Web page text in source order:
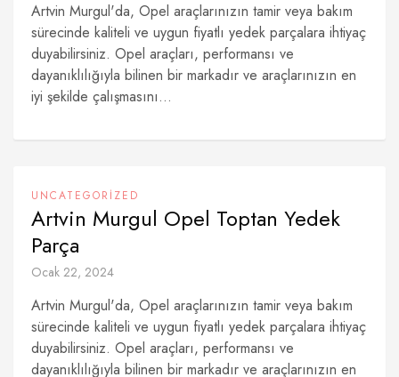
Artvin Murgul'da, Opel araçlarınızın tamir veya bakım
sürecinde kaliteli ve uygun fiyatlı yedek parçalara ihtiyaç
duyabilirsiniz. Opel araçları, performansı ve
dayanıklılığıyla bilinen bir markadır ve araçlarınızın en
iyi şekilde çalışmasını...
UNCATEGORIZED
Artvin Murgul Opel Toptan Yedek
Parça
Ocak 22, 2024
Artvin Murgul'da, Opel araçlarınızın tamir veya bakım
sürecinde kaliteli ve uygun fiyatlı yedek parçalara ihtiyaç
duyabilirsiniz. Opel araçları, performansı ve
dayanıklılığıyla bilinen bir markadır ve araçlarınızın en